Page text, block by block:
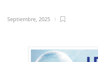
Septiembre, 2025